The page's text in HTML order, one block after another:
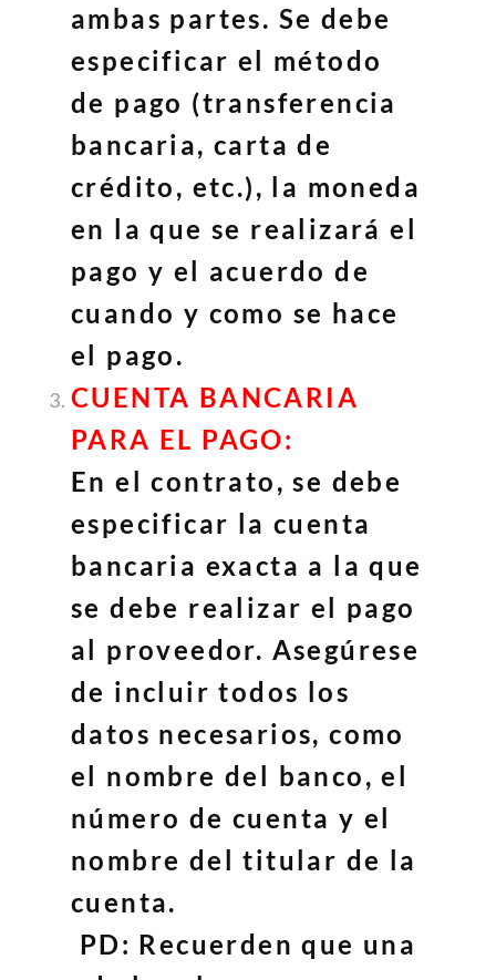
ambas partes. Se debe
especificar el método
de pago (transferencia
bancaria, carta de
crédito, etc.), la moneda
en la que se realizará el
pago y el acuerdo de
cuando y como se hace
el pago.
CUENTA BANCARIA
PARA EL PAGO:
En el contrato, se debe
especificar la cuenta
bancaria exacta a la que
se debe realizar el pago
al proveedor. Asegúrese
de incluir todos los
datos necesarios, como
el nombre del banco, el
número de cuenta y el
nombre del titular de la
cuenta.
PD: Recuerden que una